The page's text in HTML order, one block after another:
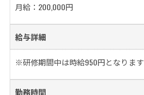
月給：200,000円
給与詳細
※研修期間中は時給950円となります
勤務時間